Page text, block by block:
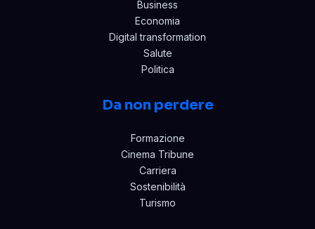
Business
Economia
Digital transformation
Salute
Politica
Da non perdere
Formazione
Cinema Tribune
Carriera
Sostenibilità
Turismo